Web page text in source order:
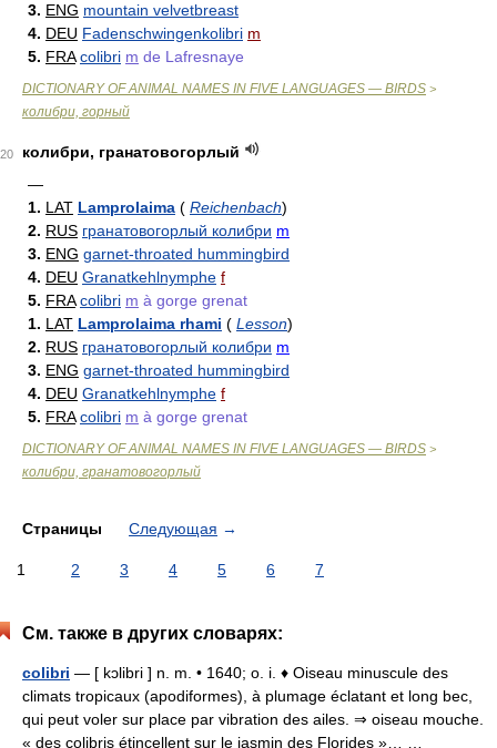
3. ENG mountain velvetbreast
4. DEU Fadenschwingenkolibri m
5. FRA colibri m de Lafresnaye
DICTIONARY OF ANIMAL NAMES IN FIVE LANGUAGES — BIRDS >
колибри, горный
20
колибри, гранатовогорлый
—
1. LAT Lamprolaima ( Reichenbach)
2. RUS гранатовогорлый колибри m
3. ENG garnet-throated hummingbird
4. DEU Granatkehlnymphe f
5. FRA colibri m à gorge grenat
1. LAT Lamprolaima rhami ( Lesson)
2. RUS гранатовогорлый колибри m
3. ENG garnet-throated hummingbird
4. DEU Granatkehlnymphe f
5. FRA colibri m à gorge grenat
DICTIONARY OF ANIMAL NAMES IN FIVE LANGUAGES — BIRDS >
колибри, гранатовогорлый
Страницы Следующая →
1 2 3 4 5 6 7
См. также в других словарях:
colibri — [ kɔlibri ] n. m. • 1640; o. i. ♦ Oiseau minuscule des
climats tropicaux (apodiformes), à plumage éclatant et long bec,
qui peut voler sur place par vibration des ailes. ⇒ oiseau mouche.
« des colibris étincellent sur le jasmin des Florides »… …